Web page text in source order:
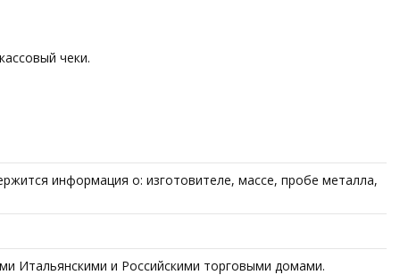
чеки.
информация о: изготовителе, массе, пробе металла,
Итальянскими и Российскими торговыми домами.